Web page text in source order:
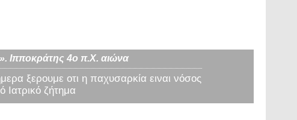
Ιπποκράτης 4ο π.Χ. αιώνα
ξερουμε οτι η παχυσαρκία ειναι νόσος
ζήτημα